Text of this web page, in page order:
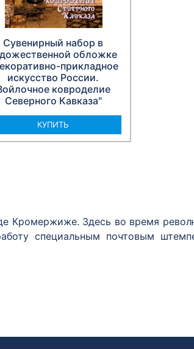
Сувенирный набор в
обложке
прикладное
искусство России.
ковроделие
Северного Кавказа"
КУПИТЬ
Кромержиже. Здесь во время
специальным почтовым
с оригинала, в котором нет